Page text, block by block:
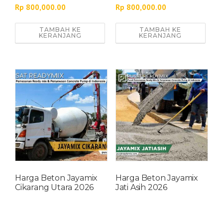
Rp 800,000.00
TAMBAH KE
KERANJANG
Rp 800,000.00
TAMBAH KE
KERANJANG
Harga Beton Jayamix
Cikarang Utara 2026
Harga Beton Jayamix
Jati Asih 2026